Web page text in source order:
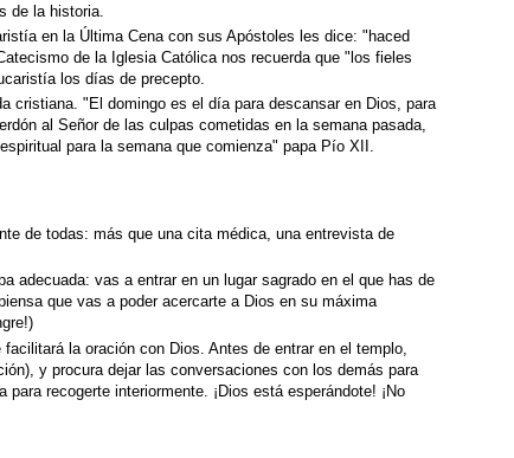
de la historia.
en la Última Cena con sus Apóstoles les dice: "haced
de la Iglesia Católica nos recuerda que "los fieles
los días de precepto.
cristiana. "El domingo es el día para descansar en Dios, para
al Señor de las culpas cometidas en la semana pasada,
para la semana que comienza" papa Pío XII.
de todas: más que una cita médica, una entrevista de
adecuada: vas a entrar en un lugar sagrado en el que has de
que vas a poder acercarte a Dios en su máxima
la oración con Dios. Antes de entrar en el templo,
y procura dejar las conversaciones con los demás para
recogerte interiormente. ¡Dios está esperándote! ¡No